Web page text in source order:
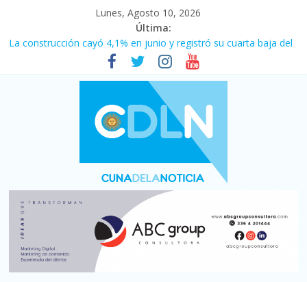
Lunes, Agosto 10, 2026
Última:
La construcción cayó 4,1% en junio y registró su cuarta baja del
Duelo internacional: Falleció Jorge Messi, el papá de Leo
El consumo sigue frenado: las ventas minoristas cayeron 3,8 en
julio y acumulan siete meses en baja
Newell’s cayó 2 a 1 ante Defensa y Justicia en Florencio Varela
por la cuarta fecha del Clausura
El agro argentino logró un récord histórico de exportaciones en
el primer semestre de 2026